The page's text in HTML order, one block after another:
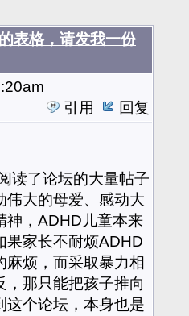
表格，请发我一份
引用
回复
了论坛的大量帖子
伟大的母爱、感动大
神，ADHD儿童本来
果家长不耐烦ADHD
麻烦，而采取暴力相
，那只能把孩子推向
这个论坛，本身也是